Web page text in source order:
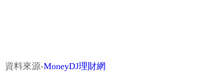
資料來源-MoneyDJ理財網